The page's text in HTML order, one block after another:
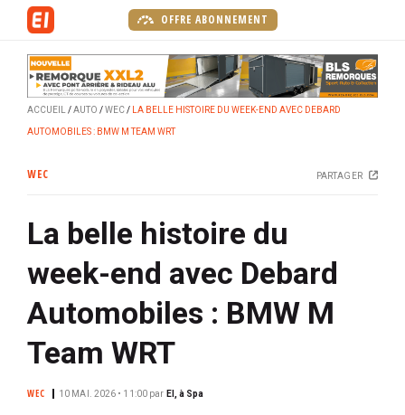
OFFRE ABONNEMENT
ACCUEIL AUTO WEC LA BELLE HISTOIRE DU WEEK-END AVEC DEBARD
AUTOMOBILES : BMW M TEAM WRT
WEC PARTAGER
La belle histoire du
week-end avec Debard
Automobiles : BMW M
Team WRT
WEC 10 MAI. 2026 • 11:00 par EI, à Spa